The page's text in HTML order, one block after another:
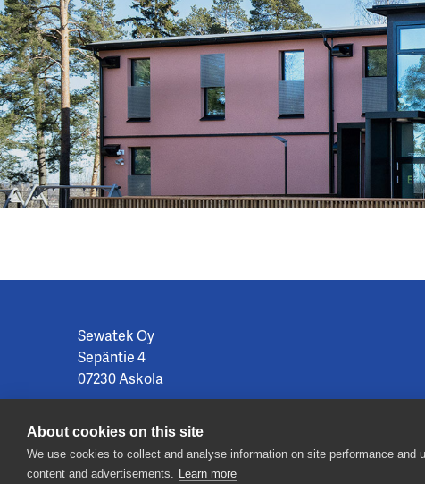
Sewatek Oy
Sepäntie 4
07230 Askola
Orders:
sewatek@sewatek.com
Customer service:+358 19 687 7080
About cookies on this site
We use cookies to collect and analyse information on site performance
content and advertisements. Learn more